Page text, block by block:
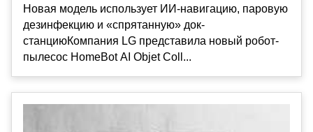
Новая модель использует ИИ-навигацию, паровую
дезинфекцию и «спрятанную» док-
станциюКомпания LG представила новый робот-
пылесос HomeBot AI Objet Coll...